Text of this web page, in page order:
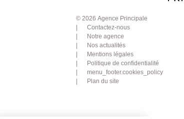
© 2026 Agence Principale
Contactez-nous
Notre agence
Nos actualités
Mentions légales
Politique de confidentialité
menu_footer.cookies_policy
Plan du site